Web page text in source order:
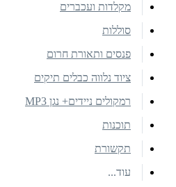
מקלדות ועכברים
סוללות
פנסים ותאורת חרום
ציוד נלווה כבלים תיקים
רמקולים ניידים+ נגן MP3
תוכנות
תקשורת
עוד...